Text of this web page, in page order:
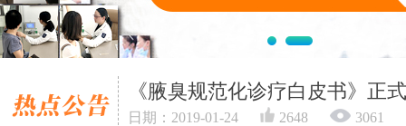
《腋臭规范化诊疗白皮书》正
日期：2019-01-24 2648 3061